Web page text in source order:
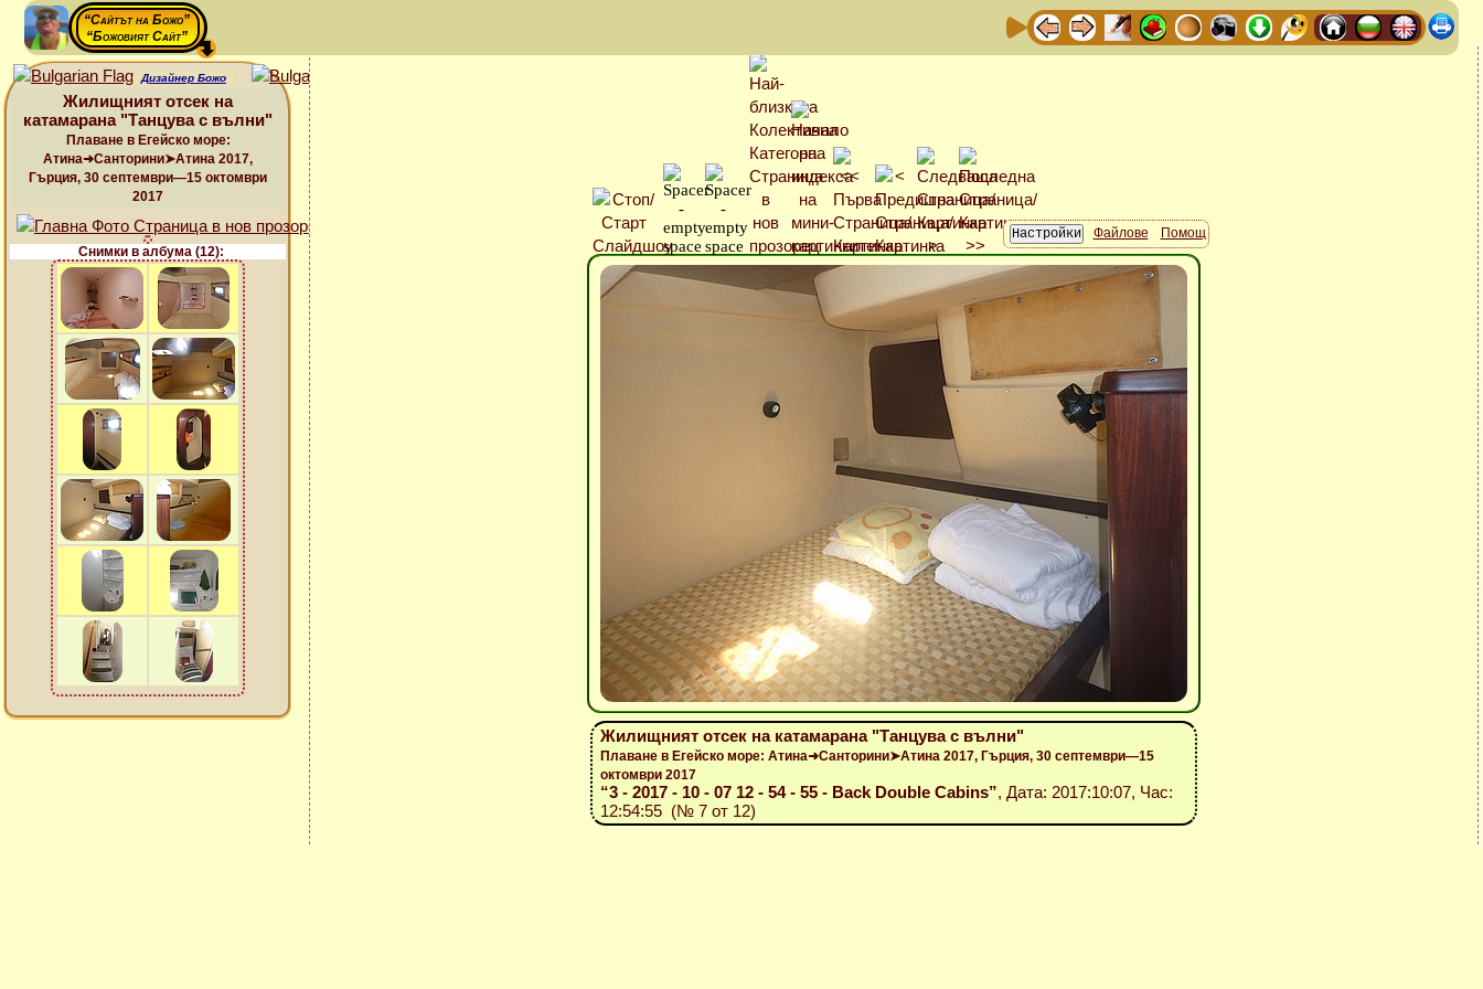
“Сайтът на Божо”
“Божовият Сайт”
Дизайнер Божо
Жилищният отсек на
катамарана "Танцува с вълни"
Плаване в Егейско море:
Атина➜Санторини➤Атина 2017,
Гърция, 30 септември—15 октомври
2017
Снимки в албума (12):
Файлове Помощ
Жилищният отсек на катамарана "Танцува с вълни"
Плаване в Егейско море: Атина➜Санторини➤Атина 2017, Гърция, 30 септември—15
октомври 2017
“3 - 2017 - 10 - 07 12 - 54 - 55 - Back Double Cabins”, Дата: 2017:10:07, Час:
12:54:55 (№ 7 от 12)